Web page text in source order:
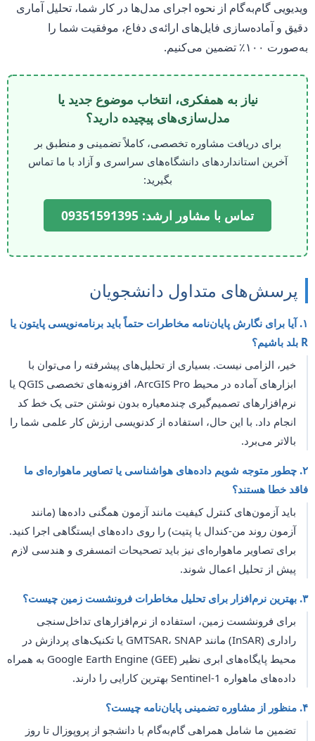
ویدیویی گام‌به‌گام از نحوه اجرای مدل‌ها در کار شما، تحلیل آماری
دقیق و آماده‌سازی فایل‌های ارائه‌ی دفاع، موفقیت شما را
به‌صورت ۱۰۰٪ تضمین می‌کنیم.
نیاز به همفکری، انتخاب موضوع جدید یا
مدل‌سازی‌های پیچیده دارید؟
برای دریافت مشاوره تخصصی، کاملاً تضمینی و منطبق بر
آخرین استانداردهای دانشگاه‌های سراسری و آزاد با ما تماس
بگیرید:
تماس با مشاور ارشد: 09351591395
پرسش‌های متداول دانشجویان
۱. آیا برای نگارش پایان‌نامه مخاطرات حتماً باید برنامه‌نویسی پایتون یا
R بلد باشیم؟
خیر، الزامی نیست. بسیاری از تحلیل‌های پیشرفته را می‌توان با
ابزارهای آماده در محیط ArcGIS Pro، افزونه‌های تخصصی QGIS یا
نرم‌افزارهای تصمیم‌گیری چندمعیاره بدون نوشتن حتی یک خط کد
انجام داد. با این حال، استفاده از کدنویسی ارزش کار علمی شما را
بالاتر می‌برد.
۲. چطور متوجه شویم داده‌های هواشناسی یا تصاویر ماهواره‌ای ما
فاقد خطا هستند؟
باید آزمون‌های کنترل کیفیت مانند آزمون همگنی داده‌ها (مانند
آزمون روند من-کندال یا پتیت) را روی داده‌های ایستگاهی اجرا کنید.
برای تصاویر ماهواره‌ای نیز باید تصحیحات اتمسفری و هندسی لازم
پیش از تحلیل اعمال شوند.
۳. بهترین نرم‌افزار برای تحلیل مخاطرات فرونشست زمین چیست؟
برای فرونشست زمین، استفاده از نرم‌افزارهای تداخل‌سنجی
راداری (InSAR) مانند GMTSAR، SNAP یا تکنیک‌های پردازش در
محیط پایگاه‌های ابری نظیر Google Earth Engine (GEE) به همراه
داده‌های ماهواره Sentinel-1 بهترین کارایی را دارند.
۴. منظور از مشاوره تضمینی پایان‌نامه چیست؟
تضمین ما شامل همراهی گام‌به‌گام با دانشجو از پروپوزال تا روز